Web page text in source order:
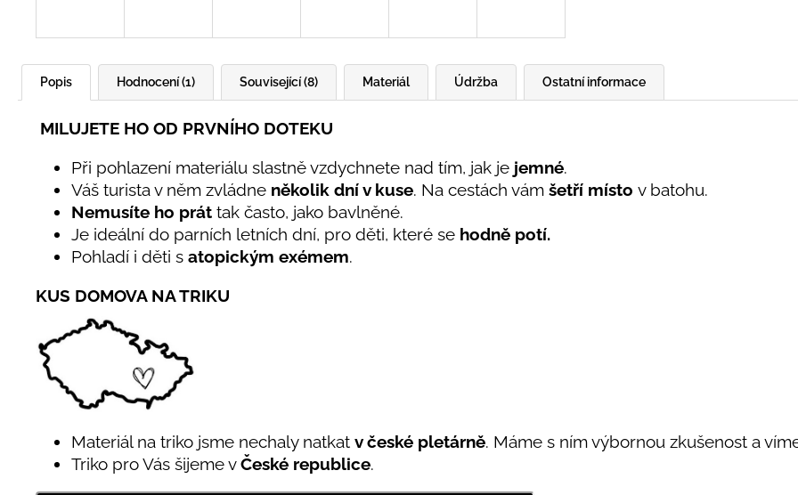
Popis Hodnocení (1) Související (8) Ostatní informace
Materiál Údržba
MILUJETE HO OD PRVNÍHO DOTEKU
Při pohlazení materiálu slastně vzdychnete nad tím, jak je jemné.
Váš turista v něm zvládne několik dní v kuse. Na cestách vám šetří místo v batohu.
Nemusíte ho prát tak často, jako bavlněné.
Je ideální do parních letních dní, pro děti, které se hodně potí.
Pohladí i děti s atopickým exémem.
KUS DOMOVA NA TRIKU
Materiál na triko jsme nechaly natkat v české pletárně. Máme s ním výbornou zkušenost a
Triko pro Vás šijeme vČeské republice.